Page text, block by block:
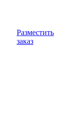
Разместить
заказ